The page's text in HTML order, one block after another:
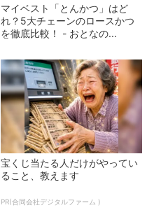
マイベスト「とんかつ」はど
れ？5大チェーンのロースかつ
を徹底比較！ - おとなの...
宝くじ当たる人だけがやってい
ること、教えます
PR(合同会社デジタルファーム )